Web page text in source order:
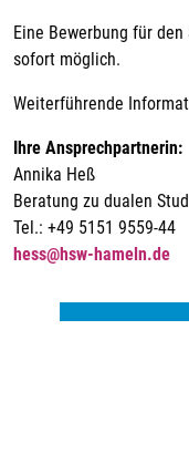
Eine Bewerbung für
sofort möglich.
Weiterführende
Ihre Ansprechpartnerin:
Annika Heß
Beratung zu dualen
Tel.: +49 5151 9559-44
hess@hsw-hameln.de